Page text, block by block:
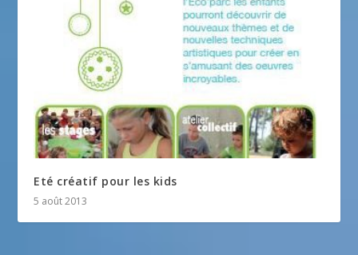
Eté créatif pour les kids
5 août 2013